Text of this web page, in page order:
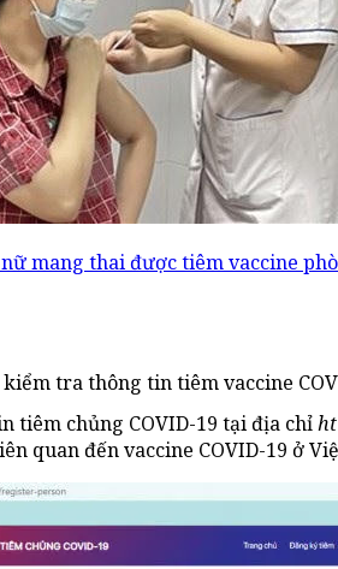
mang thai được tiêm vaccine
kiểm tra thông tin tiêm vaccine
tiêm chủng COVID-19 tại địa chỉ
quan đến vaccine COVID-19 ở